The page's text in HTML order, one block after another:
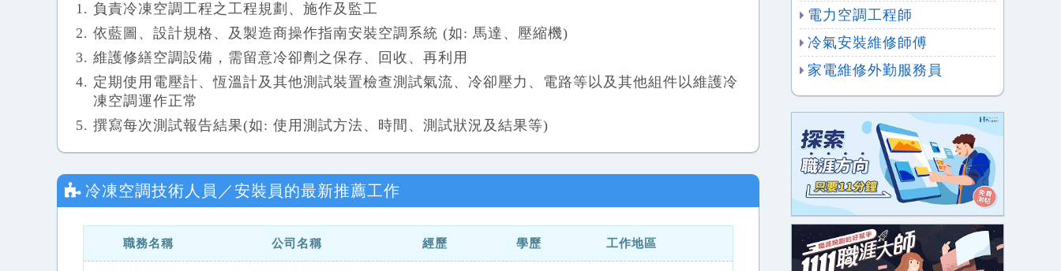
負責冷凍空調工程之工程規劃、施作及監工
依藍圖、設計規格、及製造商操作指南安裝空調系統 (如: 馬達、壓縮機)
維護修繕空調設備，需留意冷卻劑之保存、回收、再利用
定期使用電壓計、恆溫計及其他測試裝置檢查測試氣流、冷卻壓力、電路等以及其他組件以維護冷
凍空調運作正常
撰寫每次測試報告結果(如: 使用測試方法、時間、測試狀況及結果等)
冷凍空調技術人員／安裝員 的最新推薦工作
職務名稱 公司名稱 經歷 學歷 工作地區
電力空調工程師
冷氣安裝維修師傅
家電維修外勤服務員